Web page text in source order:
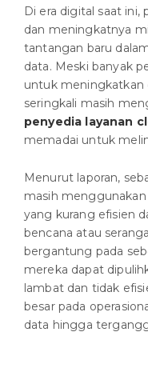
Di era digital saat
dan meningkatnya
tantangan baru
data. Meski banyak
untuk meningkatkan
seringkali masih
penyedia layanan
memadai untuk
Menurut laporan,
masih menggunakan
yang kurang efisien
bencana atau
bergantung pada
mereka dapat
lambat dan tidak
besar pada
data hingga